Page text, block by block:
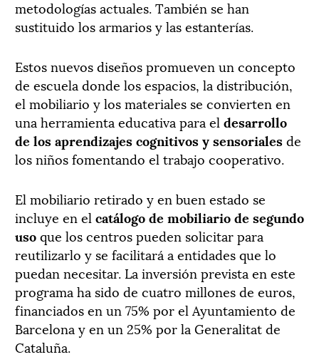
metodologías actuales. También se han
sustituido los armarios y las estanterías.
Estos nuevos diseños promueven un concepto
de escuela donde los espacios, la distribución,
el mobiliario y los materiales se convierten en
una herramienta educativa para el desarrollo
de los aprendizajes cognitivos y sensorialesde
los niños fomentando el trabajo cooperativo.
El mobiliario retirado y en buen estado se
incluye en el catálogo de mobiliario de segundo
usoque los centros pueden solicitar para
reutilizarlo y se facilitará a entidades que lo
puedan necesitar. La inversión prevista en este
programa ha sido de cuatro millones de euros,
financiados en un 75% por el Ayuntamiento de
Barcelona y en un 25% por la Generalitat de
Cataluña.